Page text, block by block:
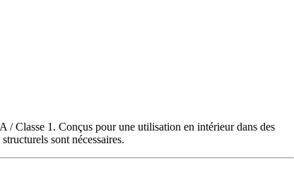
/ Classe 1. Conçus pour une utilisation en intérieur dans des
sont nécessaires.